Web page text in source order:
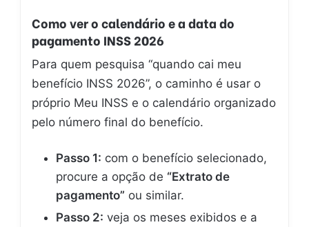
Como ver o calendário e a data do
pagamento INSS 2026
Para quem pesquisa “quando cai meu
benefício INSS 2026”, o caminho é usar o
próprio Meu INSS e o calendário organizado
pelo número final do benefício.
Passo 1: com o benefício selecionado,
procure a opção de “Extrato de
pagamento” ou similar.
Passo 2: veja os meses exibidos e a